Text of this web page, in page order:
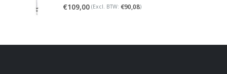
5.00out of 5
€109,00 (Excl. BTW: €90,08)